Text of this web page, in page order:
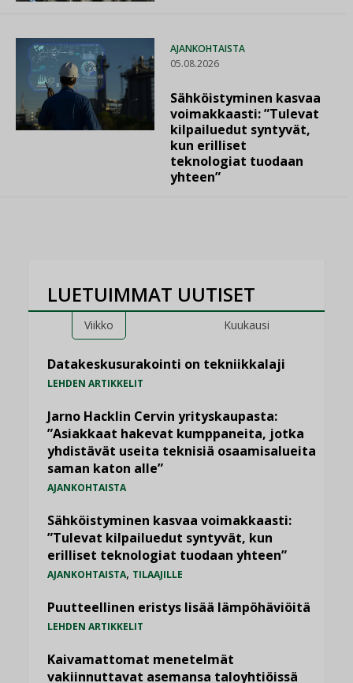
AJANKOHTAISTA
05.08.2026
Sähköistyminen kasvaa
voimakkaasti: ”Tulevat
kilpailuedut syntyvät,
kun erilliset
teknologiat tuodaan
yhteen”
LUETUIMMAT UUTISET
Viikko Kuukausi
Datakeskusurakointi on tekniikkalaji
LEHDEN ARTIKKELIT
Jarno Hacklin Cervin yrityskaupasta:
”Asiakkaat hakevat kumppaneita, jotka
yhdistävät useita teknisiä osaamisalueita
saman katon alle”
AJANKOHTAISTA
Sähköistyminen kasvaa voimakkaasti:
”Tulevat kilpailuedut syntyvät, kun
erilliset teknologiat tuodaan yhteen”
AJANKOHTAISTA, TILAAJILLE
Puutteellinen eristys lisää lämpöhäviöitä
LEHDEN ARTIKKELIT
Kaivamattomat menetelmät
vakiinnuttavat asemansa taloyhtiöissä